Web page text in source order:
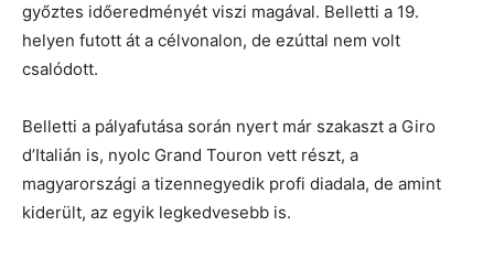
győztes időeredményét viszi magával. Belletti a 19.
helyen futott át a célvonalon, de ezúttal nem volt
csalódott.
Belletti a pályafutása során nyert már szakaszt a Giro
d’Italián is, nyolc Grand Touron vett részt, a
magyarországi a tizennegyedik profi diadala, de amint
kiderült, az egyik legkedvesebb is.